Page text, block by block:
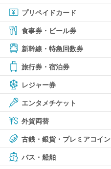
プリペイドカード
食事券・ビール券
新幹線・特急回数券
旅行券・宿泊券
レジャー券
エンタメチケット
外貨両替
古銭・銀貨・プレミアコイン
バス・船舶